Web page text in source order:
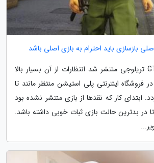
بازسازی باید احترام به بازی اصلی باشد
زمانی که ریمستر GTA تریلوجی منتشر شد انتظارات از آن بسیار بالا
فروشگاه اینترنتی پلی استیشن منتظر مانند تا
ابتدای کار که نقدها از بازی منتشر نشده بود
در بدترین حالت بازی ثبات خوبی داشته باشد.